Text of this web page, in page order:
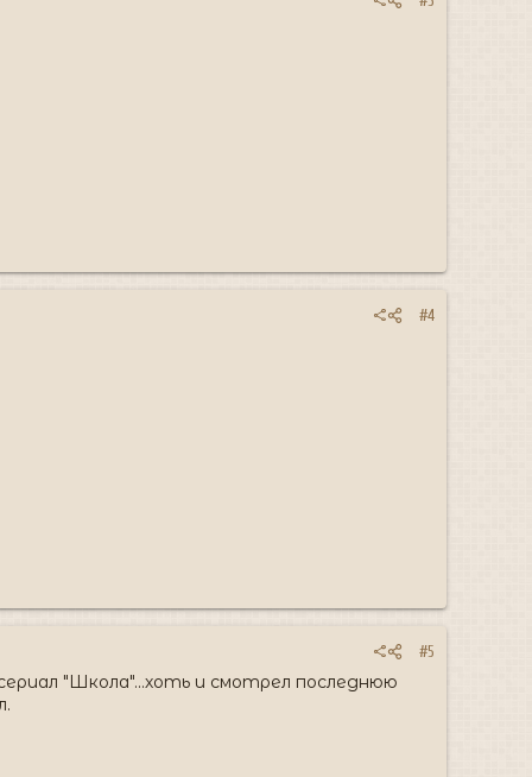
#4
#5
"Школа"...хоть и смотрел последнюю